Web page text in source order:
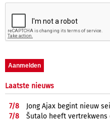
Laatste nieuws
7/8
Jong Ajax begint nieuw
7/8
Šutalo heeft